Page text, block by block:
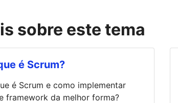
sobre este tema
é Scrum?
é Scrum e como implementar
framework da melhor forma?